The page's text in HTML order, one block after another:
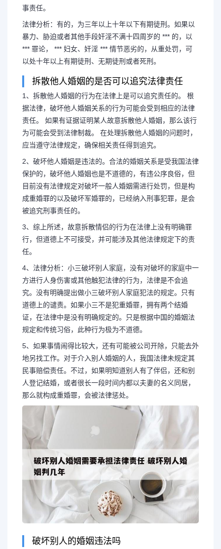
事责任。
法律分析：有的，为三年以上十年以下有期徒刑。如果以
暴力、胁迫或者其他手段奸淫不满十四周岁的 *** 的，以
*** 罪论， *** 妇女、奸淫 *** 情节恶劣的，从重处罚，可
以处十年以上有期徒刑、无期徒刑或者死刑。
拆散他人婚姻的是否可以追究法律责任
1、拆散他人婚姻的行为在法律上是可以追究责任的。 根
据法律，破坏他人婚姻关系的行为可能会受到相应的法律
责任。 如果有证据证明某人故意拆散他人婚姻，那么该行
为可能会受到法律制裁。 在处理拆散他人婚姻的问题时，
应当遵守法律规定，确保相关责任得到追究。
2、破坏他人婚姻是违法的。合法的婚姻关系是受我国法律
保护的，破坏他人婚姻也是不道德的，有违公序良俗，但
目前没有法律规定对破坏一般人婚姻需进行处罚，但是构
成重婚罪的以及破坏军婚罪的，已经纳入刑事犯罪，是会
被追究刑事责任的。
3、综上所述，故意拆散情侣的行为在法律上没有明确罪
行，但道德上不可接受，并可能涉及其他法律规定下的责
任。
4、法律分析：小三破坏别人家庭，没有对破坏的家庭中一
方进行人身伤害或其他触犯法律的行为，法律是不会追
究。没有明确提出做小三破坏别人家庭犯法的规定。只有
道德上的谴责。如果小三不是犯重婚罪，拥有两个结婚
证，在法律中是没有明确规定的。只是根据中国的婚姻法
规定和传统习俗，此种行为极为不道德。
5、如果事情闹得比较大，还有可能被公司开除，只能去外
地另找工作。对于介入别人婚姻的人，我国法律未规定其
民事赔偿责任。不过，如果明知道别人有了伴侣，还和别
人登记结婚，或者很长一段时间内都以夫妻的名义同居，
那么就构成重婚罪，会被法律惩处。
破坏别人的婚姻违法吗
女的负法律责任，但是如果小孩生
责人，如果不抚养小孩，你就要负
就是，如果...
长按图片识别二维